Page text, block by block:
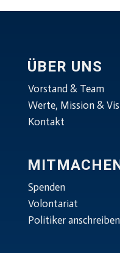
ÜBER UNS
Vorstand & Team
Werte, Mission &
Kontakt
Spenden
Volontariat
Politiker anschreiben